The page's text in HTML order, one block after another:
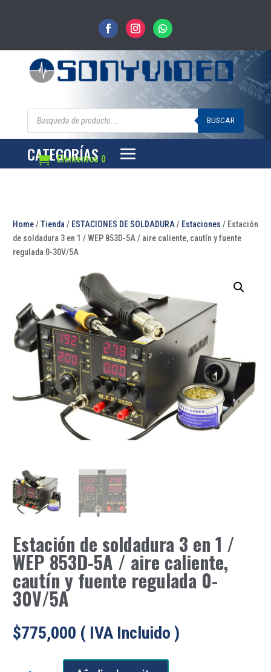
Búsqueda
BUSCAR
Elementos 0
CATEGORÍAS
Home/Tienda / ESTACIONES DE SOLDADURA/ Estaciones / Estación
de soldadura 3 en 1 / WEP 853D-5A / aire caliente, cautín y fuente
regulada 0-30V/5A
Estación de soldadura 3 en 1 /
WEP 853D-5A / aire caliente,
cautín y fuente regulada 0-
30V/5A
$775,000 ( IVA Incluido )